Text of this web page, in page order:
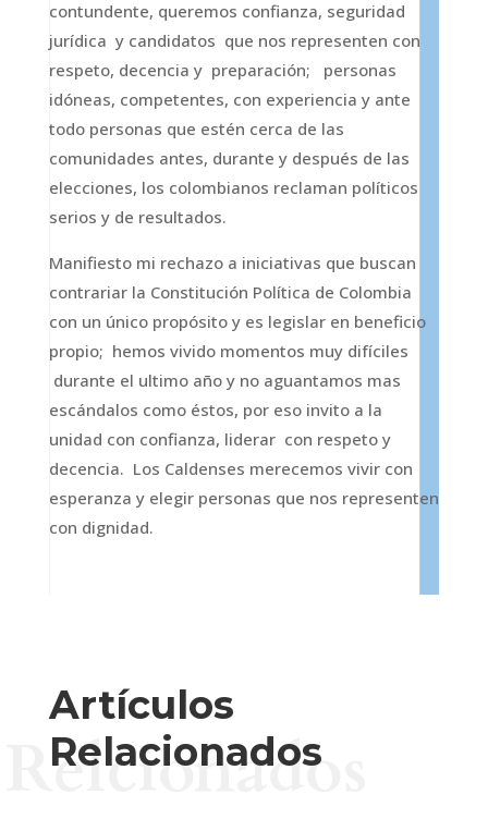
contundente, queremos confianza, seguridad
jurídica y candidatos que nos representen con
respeto, decencia y preparación; personas
idóneas, competentes, con experiencia y ante
todo personas que estén cerca de las
comunidades antes, durante y después de las
elecciones, los colombianos reclaman políticos
serios y de resultados.
Manifiesto mi rechazo a iniciativas que buscan
contrariar la Constitución Política de Colombia
con un único propósito y es legislar en beneficio
propio; hemos vivido momentos muy difíciles
durante el ultimo año y no aguantamos mas
escándalos como éstos, por eso invito a la
unidad con confianza, liderar con respeto y
decencia. Los Caldenses merecemos vivir con
esperanza y elegir personas que nos representen
con dignidad.
Artículos
Relacionados
Relcionados